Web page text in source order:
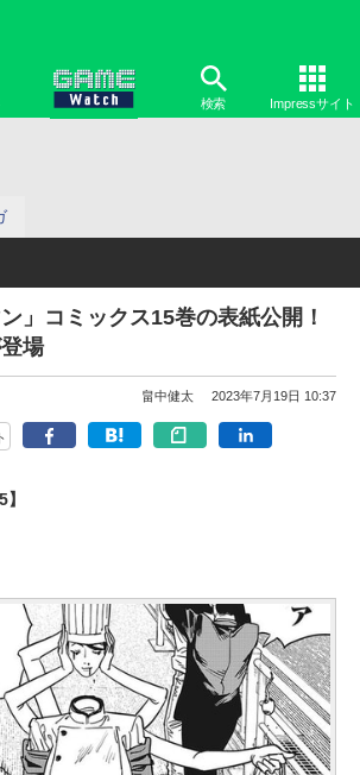
検索 Impressサイト
」コミックス15巻の表紙公開！
場
畠中健太 2023年7月19日 10:37